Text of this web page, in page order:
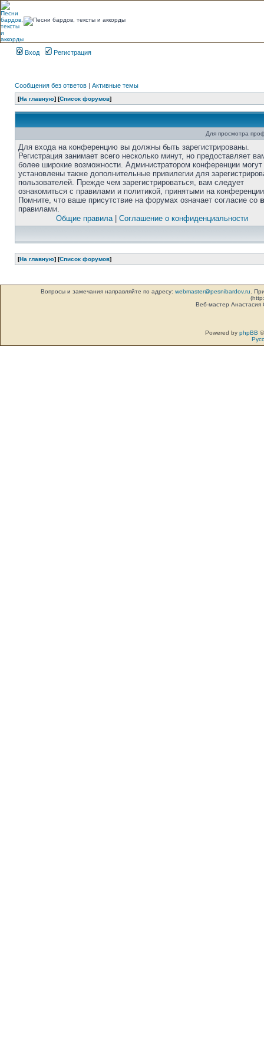
Вход Регистрация
Сообщения без ответов | Активные темы
[На главную] [Список форумов]
Для просмотра
Для входа на конференцию вы должны быть зарегистрированы.
Регистрация занимает всего несколько минут, но предоставляет
более широкие возможности. Администратором конференции
установлены также дополнительные привилегии для
пользователей. Прежде чем зарегистрироваться, вам следует
ознакомиться с правилами и политикой, принятыми на
Помните, что ваше присутствие на форумах означает согласие со
правилами.
Общие правила| Соглашение о конфиденциальности
[На главную] [Список форумов]
Вопросы и замечания направляйте по адресу: webmaster@pesnibardov.ru .
Веб-мастер
Powered by phpBB